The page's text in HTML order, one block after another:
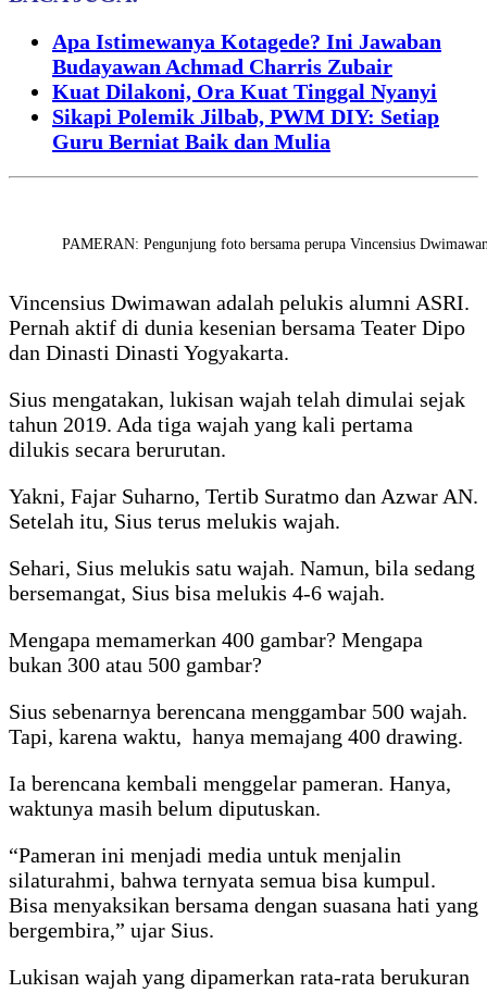
Apa Istimewanya Kotagede? Ini Jawaban
Budayawan Achmad Charris Zubair
Kuat Dilakoni, Ora Kuat Tinggal Nyanyi
Sikapi Polemik Jilbab, PWM DIY: Setiap
Guru Berniat Baik dan Mulia
PAMERAN: Pengunjung foto bersama perupa Vincensius
Vincensius Dwimawan adalah pelukis alumni ASRI.
Pernah aktif di dunia kesenian bersama Teater Dipo
dan Dinasti Dinasti Yogyakarta.
Sius mengatakan, lukisan wajah telah dimulai sejak
tahun 2019. Ada tiga wajah yang kali pertama
dilukis secara berurutan.
Yakni, Fajar Suharno, Tertib Suratmo dan Azwar AN.
Setelah itu, Sius terus melukis wajah.
Sehari, Sius melukis satu wajah. Namun, bila sedang
bersemangat, Sius bisa melukis 4-6 wajah.
Mengapa memamerkan 400 gambar? Mengapa
bukan 300 atau 500 gambar?
Sius sebenarnya berencana menggambar 500 wajah.
Tapi, karena waktu, hanya memajang 400 drawing.
Ia berencana kembali menggelar pameran. Hanya,
waktunya masih belum diputuskan.
“Pameran ini menjadi media untuk menjalin
silaturahmi, bahwa ternyata semua bisa kumpul.
Bisa menyaksikan bersama dengan suasana hati yang
bergembira,” ujar Sius.
Lukisan wajah yang dipamerkan rata-rata berukuran